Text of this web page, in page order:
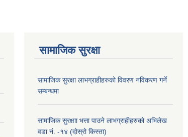
सामाजिक सुरक्षा
सामाजिक सुरक्षा लाभग्राहीहरुको विवरण नविकरण गर्ने
सम्बन्धमा
सामाजिक सुरक्षाा भत्ता पाउने लाभग्राहीहरुको अभिलेख
वडा नं. -१४ (दोस्रो किस्ता)